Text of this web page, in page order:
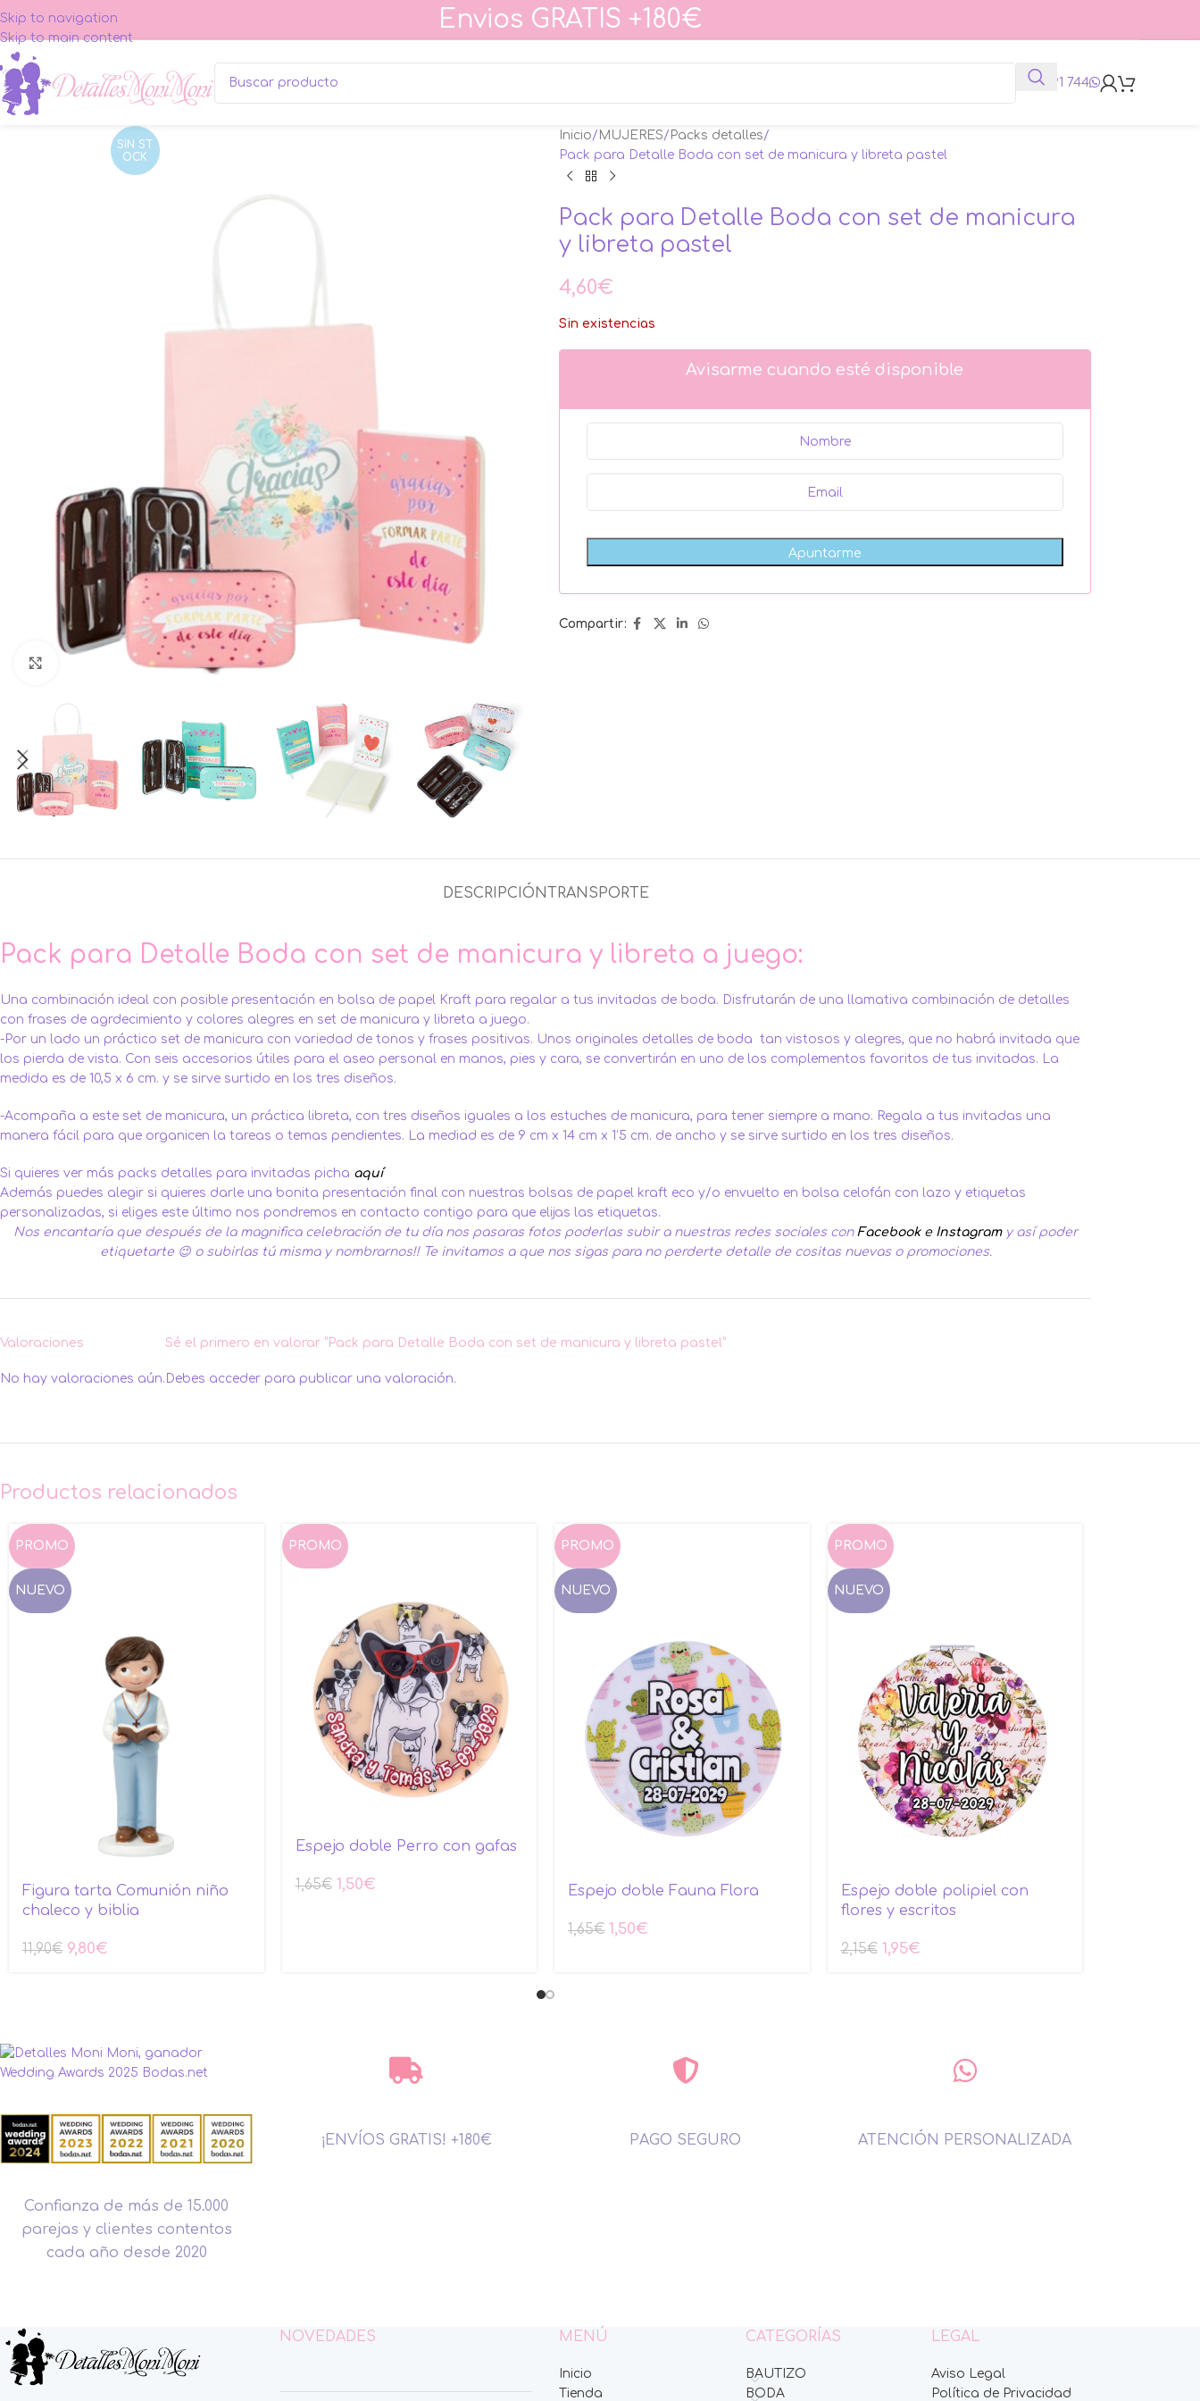
Skip to navigation
Skip to main content
Envios GRATIS +180€
625 991 744
SIN ST
OCK
Ampliar foto
Inicio MUJERES
Packs detalles
Pack para Detalle Boda con set de manicura y libreta pastel
Pack para Detalle Boda con set de manicura
y libreta pastel
4,60€
Sin existencias
Avisarme cuando esté disponible
Compartir:
DESCRIPCIÓN TRANSPORTE
Pack para Detalle Boda con set de manicura y libreta a juego:
Una combinación ideal con posible presentación en bolsa de papel Kraft para regalar a tus invitadas de boda. Disfrutarán de una llamativa combinación de detalles
con frases de agrdecimiento y colores alegres en set de manicura y libreta a juego.
-Por un lado un práctico set de manicura con variedad de tonos y frases positivas. Unos originales detalles de boda tan vistosos y alegres, que no habrá invitada que
los pierda de vista. Con seis accesorios útiles para el aseo personal en manos, pies y cara, se convertirán en uno de los complementos favoritos de tus invitadas. La
medida es de 10,5 x 6 cm. y se sirve surtido en los tres diseños.
-Acompaña a este set de manicura, un práctica libreta, con tres diseños iguales a los estuches de manicura, para tener siempre a mano. Regala a tus invitadas una
manera fácil para que organicen la tareas o temas pendientes. La mediad es de 9 cm x 14 cm x 1’5 cm. de ancho y se sirve surtido en los tres diseños.
Si quieres ver más packs detalles para invitadas picha aquí
Además puedes alegir si quieres darle una bonita presentación final con nuestras bolsas de papel kraft eco y/o envuelto en bolsa celofán con lazo y etiquetas
personalizadas, si eliges este último nos pondremos en contacto contigo para que elijas las etiquetas.
Nos encantaría que después de la magnifica celebración de tu día nos pasaras fotos poderlas subir a nuestras redes sociales con Facebooke Instagram y así poder
etiquetarte 😉 o subirlas tú misma y nombrarnos!! Te invitamos a que nos sigas para no perderte detalle de cositas nuevas o promociones.
Valoraciones
No hay valoraciones aún.
Sé el primero en valorar “Pack para Detalle Boda con set de manicura y libreta pastel”
Debes acceder para publicar una valoración.
Productos relacionados
PROMO
NUEVO
Figura tarta Comunión niño
chaleco y biblia
11,90€ 9,80€
PROMO
Espejo doble Perro con gafas
1,65€ 1,50€
PROMO
NUEVO
Espejo doble Fauna Flora
1,65€ 1,50€
PROMO
NUEVO
Espejo doble polipiel con
flores y escritos
2,15€ 1,95€
Confianza de más de 15.000
parejas y clientes contentos
cada año desde 2020
¡ENVÍOS GRATIS! +180€ PAGO SEGURO ATENCIÓN PERSONALIZADA
NOVEDADES MENÚ
Inicio
Tienda
CATEGORÍAS
BAUTIZO
BODA
LEGAL
Aviso Legal
Política de Privacidad